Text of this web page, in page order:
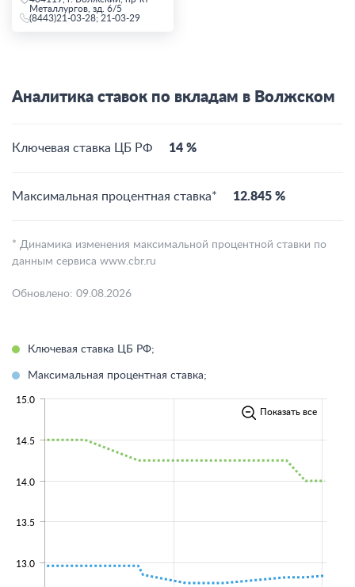
Металлургов, зд. 6/5
(8443)21-03-28; 21-03-29
Аналитика ставок по вкладам в Волжском
Ключевая ставка ЦБ РФ 14 %
Максимальная процентная ставка* 12.845 %
* Динамика изменения максимальной процентной ставки по
данным сервиса www.cbr.ru
Обновлено: 09.08.2026
Ключевая ставка ЦБ РФ;
Максимальная процентная ставка;
13.0
13.5
14.0
14.5
15.0
Показать все